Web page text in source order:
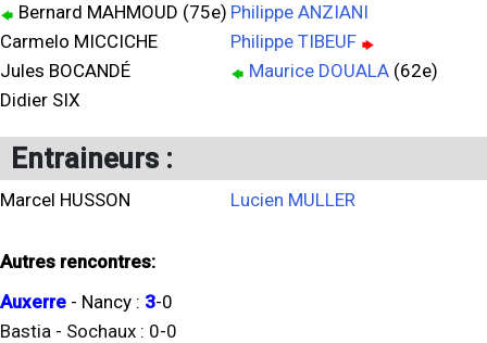
Bernard MAHMOUD (75e)
Carmelo MICCICHE
Jules BOCANDÉ
Didier SIX
Philippe ANZIANI
Philippe TIBEUF
Maurice DOUALA (62e)
Entraineurs :
Marcel HUSSON Lucien MULLER
Autres rencontres:
Auxerre - Nancy : 3-0
Bastia - Sochaux : 0-0